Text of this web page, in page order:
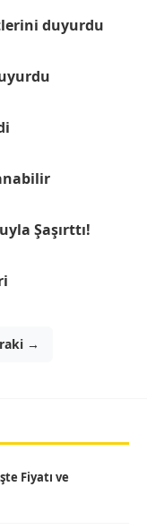
duyurdu
Şaşırttı!
→
Fiyatı ve